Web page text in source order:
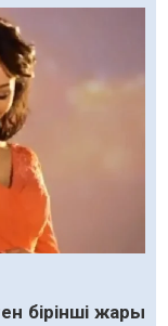
бірінші жары